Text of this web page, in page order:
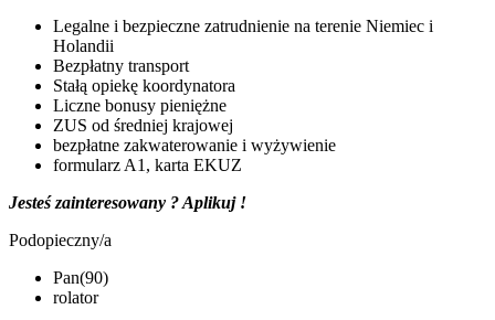
Legalne i bezpieczne zatrudnienie na terenie Niemiec i
Holandii
Bezpłatny transport
Stałą opiekę koordynatora
Liczne bonusy pieniężne
ZUS od średniej krajowej
bezpłatne zakwaterowanie i wyżywienie
formularz A1, karta EKUZ
Jesteś zainteresowany ? Aplikuj !
Podopieczny/a
Pan(90)
rolator